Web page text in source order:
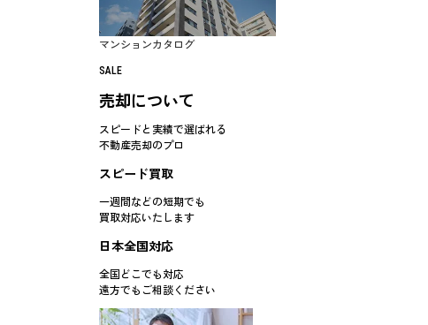
マンションカタログ
SALE
売却について
スピードと実績で選ばれる
不動産売却のプロ
スピード買取
一週間などの短期でも
買取対応いたします
日本全国対応
全国どこでも対応
遠方でもご相談ください